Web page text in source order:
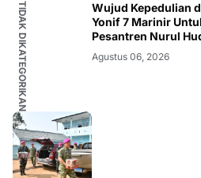
TIDAK DIKATEGORIKAN
Wujud Kepedulian
Yonif 7 Marinir
Pesantren Nurul
Agustus 06, 2026